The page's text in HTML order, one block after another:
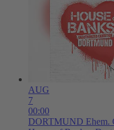
AUG
7
00:00
DORTMUND Ehem.